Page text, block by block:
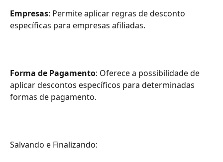
Empresas: Permite aplicar regras de desconto
específicas para empresas afiliadas.
Forma de Pagamento: Oferece a possibilidade de
aplicar descontos específicos para determinadas
formas de pagamento.
Salvando e Finalizando: